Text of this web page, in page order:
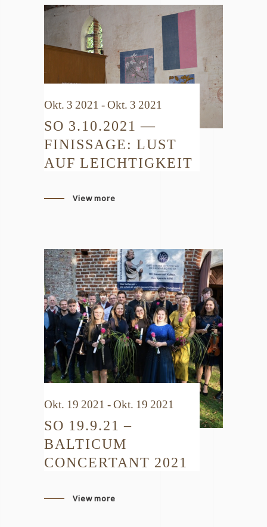
Okt. 3 2021 - Okt. 3 2021
SO 3.10.2021 —
FINISSAGE: LUST
AUF LEICHTIGKEIT
View more
Okt. 19 2021 - Okt. 19 2021
SO 19.9.21 –
BALTICUM
CONCERTANT 2021
View more